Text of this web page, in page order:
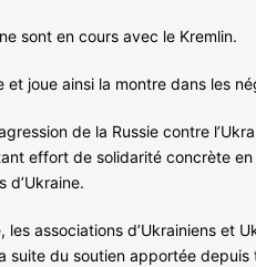
sont en cours avec le Kremlin.
et joue ainsi la montre dans les
de la Russie contre
effort de solidarité concrète
d’Ukraine.
associations d’Ukrainiens et
suite du soutien apportée depuis